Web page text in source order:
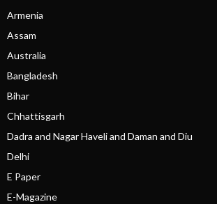
Armenia
Assam
Australia
Bangladesh
Bihar
Chhattisgarh
Dadra and Nagar Haveli and Daman and Diu
Delhi
E Paper
E-Magazine